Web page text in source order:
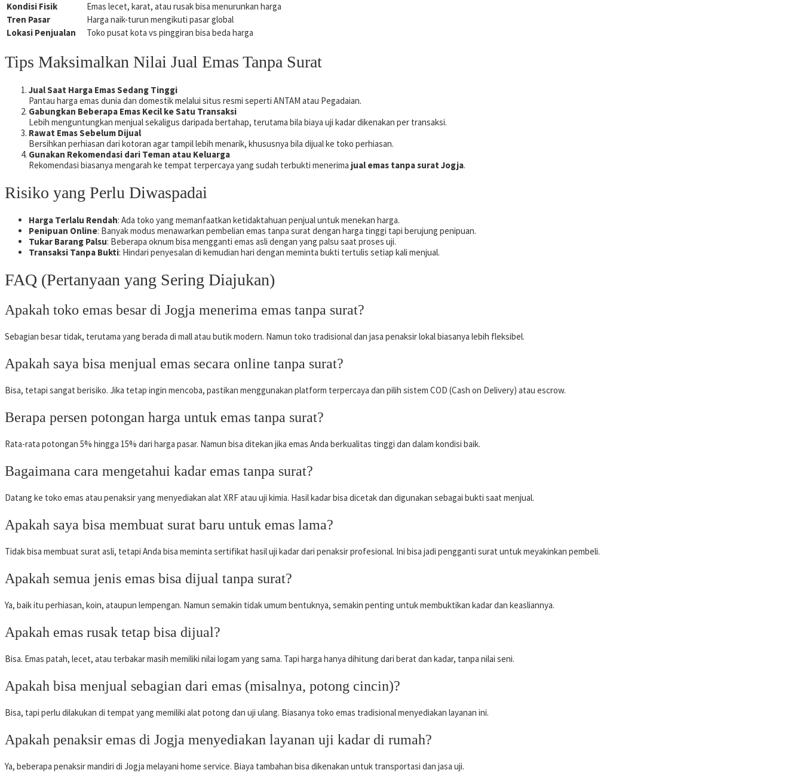
Kondisi Fisik
Emas lecet, karat, atau rusak bisa menurunkan harga
Tren Pasar
Harga naik-turun mengikuti pasar global
Lokasi Penjualan
Toko pusat kota vs pinggiran bisa beda harga
Tips Maksimalkan Nilai Jual Emas Tanpa Surat
Jual Saat Harga Emas Sedang Tinggi
Pantau harga emas dunia dan domestik melalui situs resmi seperti ANTAM atau Pegadaian.
Gabungkan Beberapa Emas Kecil ke Satu Transaksi
Lebih menguntungkan menjual sekaligus daripada bertahap, terutama bila biaya uji kadar dikenakan per transaksi.
Rawat Emas Sebelum Dijual
Bersihkan perhiasan dari kotoran agar tampil lebih menarik, khususnya bila dijual ke toko perhiasan.
Gunakan Rekomendasi dari Teman atau Keluarga
Rekomendasi biasanya mengarah ke tempat terpercaya yang sudah terbukti menerima jual emas tanpa surat Jogja.
Risiko yang Perlu Diwaspadai
Harga Terlalu Rendah: Ada toko yang memanfaatkan ketidaktahuan penjual untuk menekan harga.
Penipuan Online: Banyak modus menawarkan pembelian emas tanpa surat dengan harga tinggi tapi berujung penipuan.
Tukar Barang Palsu: Beberapa oknum bisa mengganti emas asli dengan yang palsu saat proses uji.
Transaksi Tanpa Bukti: Hindari penyesalan di kemudian hari dengan meminta bukti tertulis setiap kali menjual.
FAQ (Pertanyaan yang Sering Diajukan)
Apakah toko emas besar di Jogja menerima emas tanpa surat?
Sebagian besar tidak, terutama yang berada di mall atau butik modern. Namun toko tradisional dan jasa penaksir lokal biasanya lebih fleksibel.
Apakah saya bisa menjual emas secara online tanpa surat?
Bisa, tetapi sangat berisiko. Jika tetap ingin mencoba, pastikan menggunakan platform terpercaya dan pilih sistem COD (Cash on Delivery) atau escrow.
Berapa persen potongan harga untuk emas tanpa surat?
Rata-rata potongan 5% hingga 15% dari harga pasar. Namun bisa ditekan jika emas Anda berkualitas tinggi dan dalam kondisi baik.
Bagaimana cara mengetahui kadar emas tanpa surat?
Datang ke toko emas atau penaksir yang menyediakan alat XRF atau uji kimia. Hasil kadar bisa dicetak dan digunakan sebagai bukti saat menjual.
Apakah saya bisa membuat surat baru untuk emas lama?
Tidak bisa membuat surat asli, tetapi Anda bisa meminta sertifikat hasil uji kadar dari penaksir profesional. Ini bisa jadi pengganti surat untuk meyakinkan pembeli.
Apakah semua jenis emas bisa dijual tanpa surat?
Ya, baik itu perhiasan, koin, ataupun lempengan. Namun semakin tidak umum bentuknya, semakin penting untuk membuktikan kadar dan keasliannya.
Apakah emas rusak tetap bisa dijual?
Bisa. Emas patah, lecet, atau terbakar masih memiliki nilai logam yang sama. Tapi harga hanya dihitung dari berat dan kadar, tanpa nilai seni.
Apakah bisa menjual sebagian dari emas (misalnya, potong cincin)?
Bisa, tapi perlu dilakukan di tempat yang memiliki alat potong dan uji ulang. Biasanya toko emas tradisional menyediakan layanan ini.
Apakah penaksir emas di Jogja menyediakan layanan uji kadar di rumah?
Ya, beberapa penaksir mandiri di Jogja melayani home service. Biaya tambahan bisa dikenakan untuk transportasi dan jasa uji.